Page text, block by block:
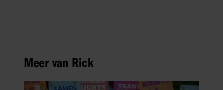
Meer van Rick